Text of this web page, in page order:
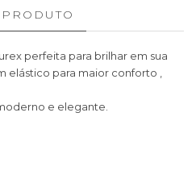
perfeita para brilhar em sua
elástico para maior conforto ,
e elegante.